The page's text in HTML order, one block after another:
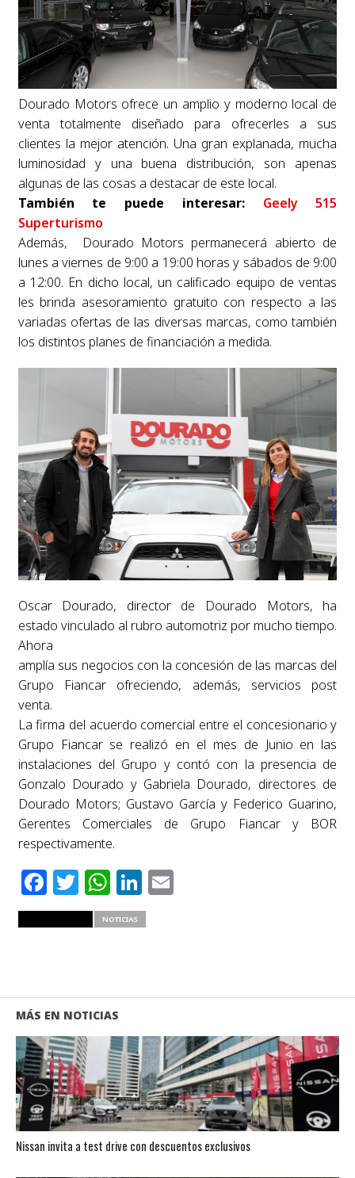
Dourado Motors ofrece un amplio y moderno local de
venta totalmente diseñado para ofrecerles a sus
clientes la mejor atención. Una gran explanada, mucha
luminosidad y una buena distribución, son apenas
algunas de las cosas a destacar de este local.
También te puede interesar:
Geely 515
Superturismo
Además, Dourado Motors permanecerá abierto de
lunes a viernes de 9:00 a 19:00 horas y sábados de 9:00
a 12:00. En dicho local, un calificado equipo de ventas
les brinda asesoramiento gratuito con respecto a las
variadas ofertas de las diversas marcas, como también
los distintos planes de financiación a medida.
Oscar Dourado, director de Dourado Motors, ha
estado vinculado al rubro automotriz por mucho tiempo.
Ahora
amplía sus negocios con la concesión de las marcas del
Grupo Fiancar ofreciendo, además, servicios post
venta.
La firma del acuerdo comercial entre el concesionario y
Grupo Fiancar se realizó en el mes de Junio en las
instalaciones del Grupo y contó con la presencia de
Gonzalo Dourado y Gabriela Dourado, directores de
Dourado Motors; Gustavo García y Federico Guarino,
Gerentes Comerciales de Grupo Fiancar y BOR
respectivamente.
Facebook
Twitter
WhatsApp
LinkedIn
Email
NOTICIAS
MÁS EN NOTICIAS
Nissan invita a test drive con descuentos exclusivos